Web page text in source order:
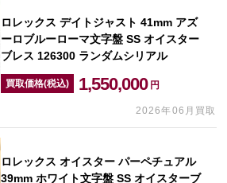
ロレックス デイトジャスト 41mm アズ
ーロブルーローマ文字盤 SS オイスター
ブレス 126300 ランダムシリアル
買取価格(税込) 1,550,000 円
2026年06月買取
ロレックス オイスター パーペチュアル
39mm ホワイト文字盤 SS オイスターブ